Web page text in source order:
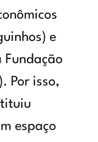
e
Fundação
Por isso,
espaço